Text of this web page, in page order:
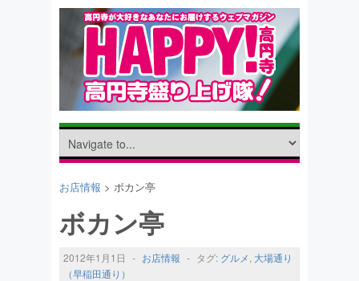
お店情報 > ボカン亭
ボカン亭
2012年1月1日 - お店情報 - タグ: グルメ, 大場通り
（早稲田通り）